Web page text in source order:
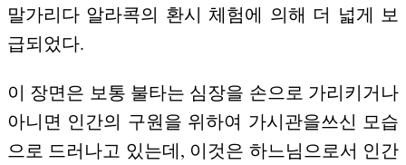
말가리다 알라콕의 환시 체험에 의해 더 넓게 보
급되었다.
이 장면은 보통 불타는 심장을 손으로 가리키거나
아니면 인간의 구원을 위하여 가시관을쓰신 모습
으로 드러나고 있는데, 이것은 하느님으로서 인간